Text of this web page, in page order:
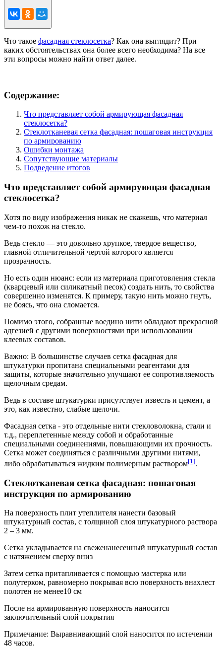
Что такое фасадная стеклосетка? Как она выглядит? При
каких обстоятельствах она более всего необходима? На все
эти вопросы можно найти ответ далее.
Содержание:
Что представляет собой армирующая фасадная
стеклосетка?
Стеклотканевая сетка фасадная: пошаговая инструкция
по армированию
Ошибки монтажа
Сопутствующие материалы
Подведение итогов
Что представляет собой армирующая фасадная
стеклосетка?
Хотя по виду изображения никак не скажешь, что материал
чем-то похож на стекло.
Ведь стекло — это довольно хрупкое, твердое вещество,
главной отличительной чертой которого является
прозрачность.
Но есть один нюанс: если из материала приготовления стекла
(кварцевый или силикатный песок) создать нить, то свойства
совершенно изменятся. К примеру, такую нить можно гнуть,
не боясь, что она сломается.
Помимо этого, собранные воедино нити обладают прекрасной
адгезией с другими поверхностями при использовании
клеевых составов.
Важно: В большинстве случаев сетка фасадная для
штукатурки пропитана специальными реагентами для
защиты, которые значительно улучшают ее сопротивляемость
щелочным средам.
Ведь в составе штукатурки присутствует известь и цемент, а
это, как известно, слабые щелочи.
Фасадная сетка - это отдельные нити стекловолокна, стали и
т.д., переплетенные между собой и обработанные
специальными соединениями, повышающими их прочность.
Сетка может соединяться с различными другими нитями,
либо обрабатываться жидким полимерным раствором[1].
Стеклотканевая сетка фасадная: пошаговая
инструкция по армированию
На поверхность плит утеплителя нанести базовый
штукатурный состав, с толщиной слоя штукатурного раствора
2 – 3 мм.
Сетка укладывается на свеженанесенный штукатурный состав
с натяжением сверху вниз
Затем сетка притапливается с помощью мастерка или
полутерком, равномерно покрывая всю поверхность внахлест
полотен не менее10 см
После на армированную поверхность наносится
заключительный слой покрытия
Примечание: Выравнивающий слой наносится по истечении
48 часов.